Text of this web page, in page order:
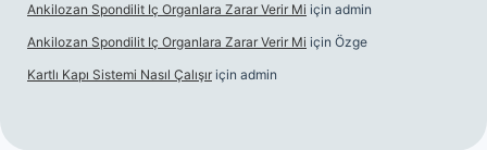
Ankilozan Spondilit Iç Organlara Zarar Verir Mi için admin
Ankilozan Spondilit Iç Organlara Zarar Verir Mi için Özge
Kartlı Kapı Sistemi Nasıl Çalışır için admin